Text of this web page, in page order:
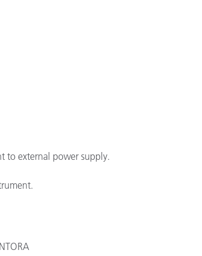
to external power supply.